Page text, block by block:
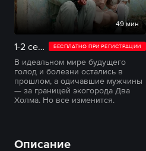
49 мин
1-2 серии БЕСПЛАТНО ПРИ РЕГИСТРАЦИИ
В идеальном мире будущего
голод и болезни остались в
прошлом, а одичавшие мужчины
— за границей экогорода Два
Холма. Но все изменится.
Описание